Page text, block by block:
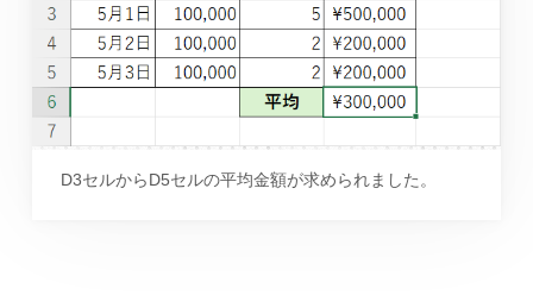
D3セルからD5セルの平均金額が求められました。